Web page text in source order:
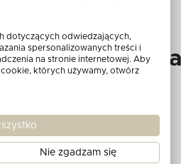
dotyczących odwiedzających,
spersonalizowanych treści i
na stronie internetowej. Aby
których używamy, otwórz
Nie zgadzam się